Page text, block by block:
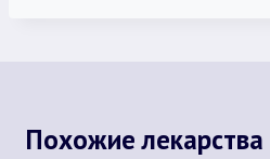
Похожие лекарства